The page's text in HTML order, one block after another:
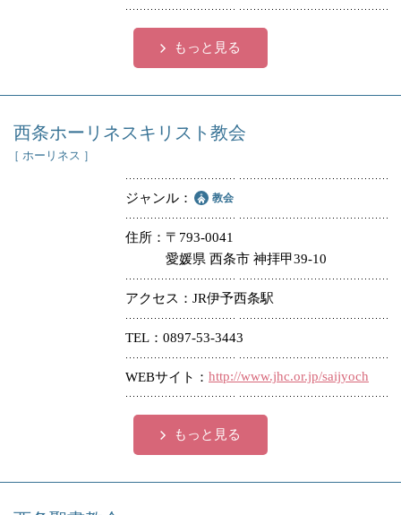
もっと見る
西条ホーリネスキリスト教会
［ ホーリネス ］
ジャンル 教会
住所
〒793-0041
愛媛県 西条市 神拝甲39-10
アクセス JR伊予西条駅
TEL 0897-53-3443
WEBサイト http://www.jhc.or.jp/saijyoch
もっと見る